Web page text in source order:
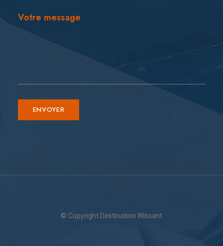
Votre message
© Copyright Destination Wissant